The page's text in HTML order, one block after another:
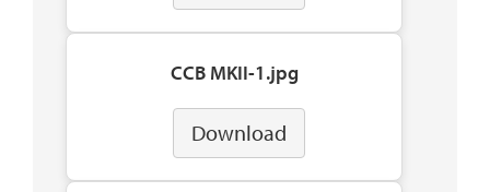
CCB MKII-1.jpg
Download